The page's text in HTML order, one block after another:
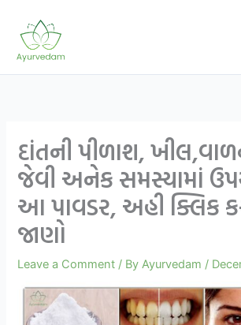
content
દાંતની પીળાશ,
જેવી અનેક સમસ્યામાં
આ પાવડર, અહી ક્લિક
જાણો
Leave a Comment / ByAyurvedam /